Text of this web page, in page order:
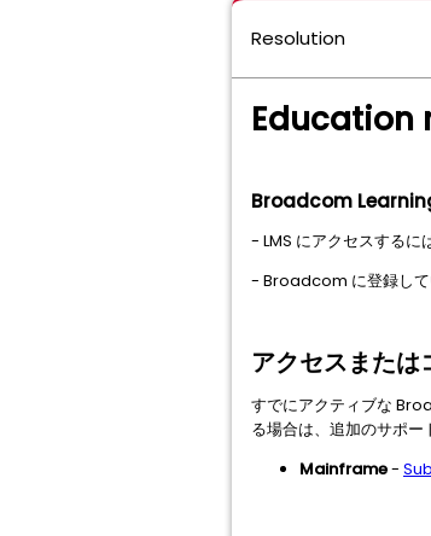
Resolution
Education
Broadcom
- LMS にアクセスするに
- Broadcom に登録して
アクセスまた
すでにアクティブな
る場合は、追加のサポー
Mainframe-